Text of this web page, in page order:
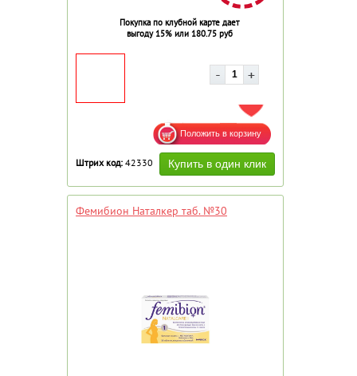
Покупка по клубной карте дает
выгоду 15% или 180.75 руб
ДОБАВИТЬ В ИЗБРАННОЕ
Штрих код: 42330
Фемибион Наталкер таб. №30